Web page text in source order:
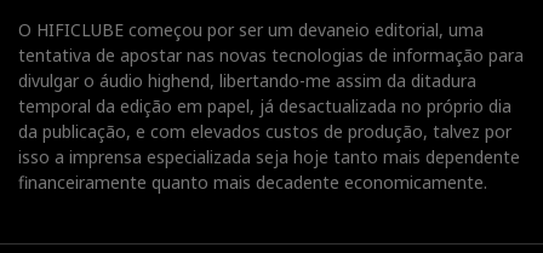
O HIFICLUBE começou por ser um devaneio editorial, uma
tentativa de apostar nas novas tecnologias de informação para
divulgar o áudio highend, libertando-me assim da ditadura
temporal da edição em papel, já desactualizada no próprio dia
da publicação, e com elevados custos de produção, talvez por
isso a imprensa especializada seja hoje tanto mais dependente
financeiramente quanto mais decadente economicamente.